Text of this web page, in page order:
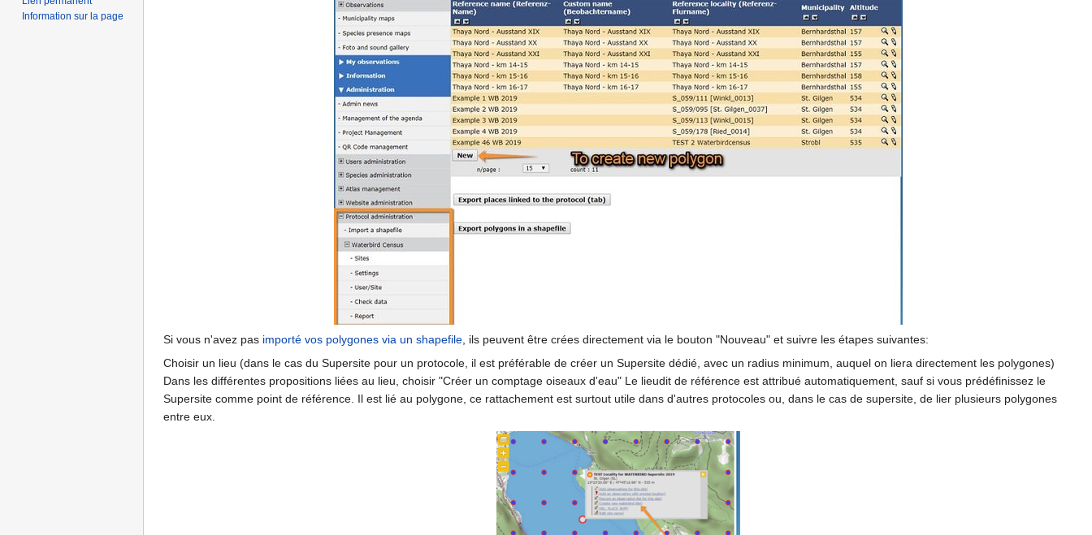
Si vous n'avez pas importé vos polygones via un shapefile, ils peuvent être crées directement via le bouton "Nouveau" et suivre les étapes suivantes:
Choisir un lieu (dans le cas du Supersite pour un protocole, il est préférable de créer un Supersite dédié, avec un radius minimum, auquel on liera directement les polygones)
Dans les différentes propositions liées au lieu, choisir "Créer un comptage oiseaux d'eau" Le lieudit de référence est attribué automatiquement, sauf si vous prédéfinissez le
Supersite comme point de référence. Il est lié au polygone, ce rattachement est surtout utile dans d'autres protocoles ou, dans le cas de supersite, de lier plusieurs polygones
entre eux.
Information sur la page